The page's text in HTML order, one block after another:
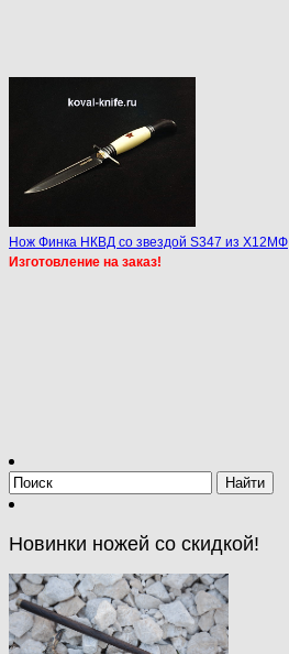
Нож Финка НКВД со звездой S347 из Х12МФ
Изготовление на заказ!
Новинки ножей со скидкой!